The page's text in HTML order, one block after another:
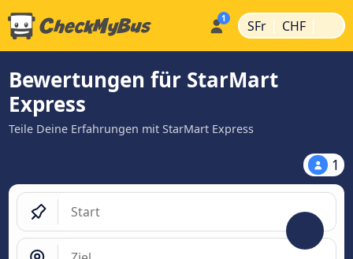
SFr | CHF |
Bewertungen für StarMart
Express
Teile Deine Erfahrungen mit StarMart Express
1